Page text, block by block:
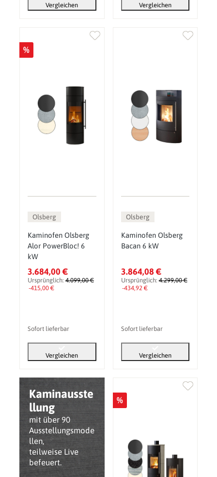
Kaminausste
llung
mit über 90
Ausstellungsmode
llen,
teilweise Live
befeuert.
Vergleichen Vergleichen
%
Olsberg
Kaminofen Olsberg
Alor PowerBloc! 6
kW
3.684,00 €
Ursprünglich: 4.099,00 €
-415,00 €
Sofort lieferbar
Vergleichen
Olsberg
Kaminofen Olsberg
Bacan 6 kW
3.864,08 €
Ursprünglich:4.299,00 €
-434,92 €
Sofort lieferbar
Vergleichen
%